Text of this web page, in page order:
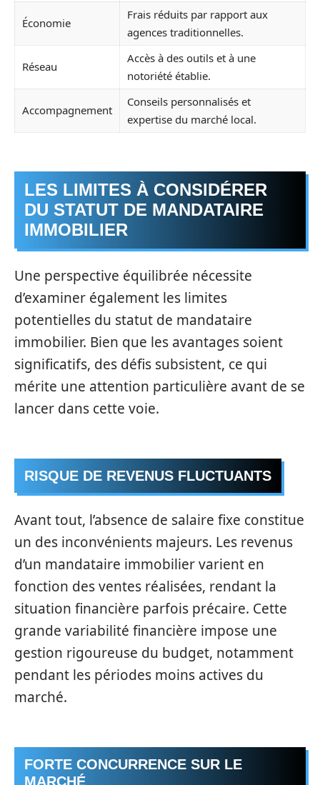
Économie
Frais réduits par rapport aux
agences traditionnelles.
Réseau
Accès à des outils et à une
notoriété établie.
Accompagnement
Conseils personnalisés et
expertise du marché local.
LES LIMITES À CONSIDÉRER
DU STATUT DE MANDATAIRE
IMMOBILIER
Une perspective équilibrée nécessite
d’examiner également les limites
potentielles du statut de mandataire
immobilier. Bien que les avantages soient
significatifs, des défis subsistent, ce qui
mérite une attention particulière avant de se
lancer dans cette voie.
RISQUE DE REVENUS FLUCTUANTS
Avant tout, l’absence de salaire fixe constitue
un des inconvénients majeurs. Les revenus
d’un mandataire immobilier varient en
fonction des ventes réalisées, rendant la
situation financière parfois précaire. Cette
grande variabilité financière impose une
gestion rigoureuse du budget, notamment
pendant les périodes moins actives du
marché.
FORTE CONCURRENCE SUR LE
MARCHÉ